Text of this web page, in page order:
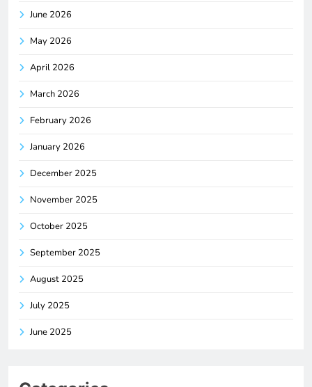
June 2026
May 2026
April 2026
March 2026
February 2026
January 2026
December 2025
November 2025
October 2025
September 2025
August 2025
July 2025
June 2025